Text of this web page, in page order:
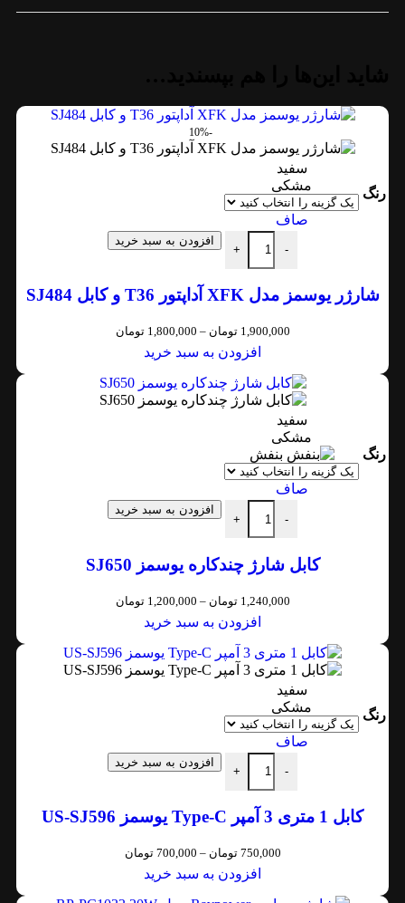
-10%
رنگ
سفید
مشکی
صاف
-
+
افزودن به سبد خرید
شارژر یوسمز مدل XFK آداپتور T36 و کابل SJ484
1,900,000 تومان –
1,800,000 تومان
افزودن به سبد خرید
رنگ
سفید
مشکی
بنفش
صاف
-
+
افزودن به سبد خرید
کابل شارژ چندکاره یوسمز SJ650
1,240,000 تومان –
1,200,000 تومان
افزودن به سبد خرید
رنگ
سفید
مشکی
صاف
-
+
افزودن به سبد خرید
کابل 1 متری 3 آمپر Type-C یوسمز US-SJ596
750,000 تومان –
700,000 تومان
افزودن به سبد خرید